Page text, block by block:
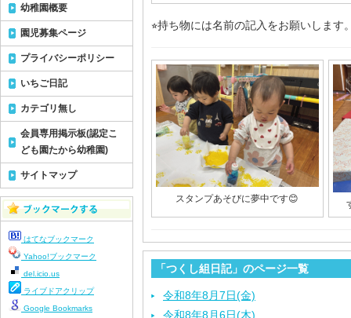
⭐︎持ち物には名前の記入をお願いします
スタンプあそびに夢中です😊
「つくし組日記」のページ一覧
令和8年8月7日(金)
令和8年8月6日(木)
幼稚園概要
園児募集ページ
プライバシーポリシー
いちご日記
カテゴリ無し
会員専用掲示板(認定こ
ども園たから幼稚園)
サイトマップ
はてなブックマーク
Yahoo!ブックマーク
del.icio.us
ライブドアクリップ
Google Bookmarks